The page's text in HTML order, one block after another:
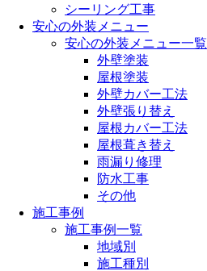
シーリング工事
安心の外装メニュー
安心の外装メニュー一覧
外壁塗装
屋根塗装
外壁カバー工法
外壁張り替え
屋根カバー工法
屋根葺き替え
雨漏り修理
防水工事
その他
施工事例
施工事例一覧
地域別
施工種別